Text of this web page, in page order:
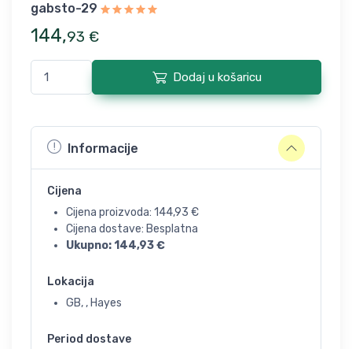
gabsto-29
144,93 €
Dodaj u košaricu
Informacije
Cijena
Cijena proizvoda: 144,93 €
Cijena dostave: Besplatna
Ukupno:144,93€
Lokacija
GB, , Hayes
Period dostave